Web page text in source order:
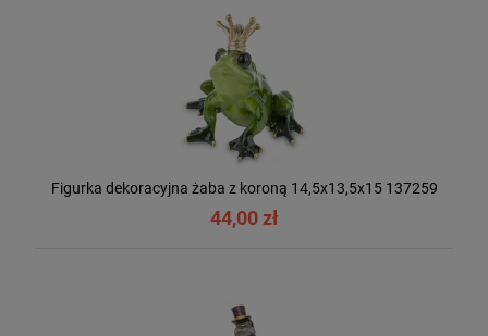
Figurka dekoracyjna żaba z koroną 14,5x13,5x15 137259
44,00 zł